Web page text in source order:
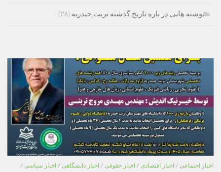
نوشته هایی در باره تاریخ گذشته تربت حیدریه (۳۸)
اخبار اجتماعی / اخبار اقتصادی / اخبار حقوقی / اخبار دانشگاهی / اخبار سیاسی /